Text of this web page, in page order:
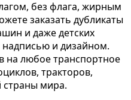
без флага, жирным
заказать дубликаты
и даже детских
и дизайном.
на любое транспортное
тракторов,
страны мира.